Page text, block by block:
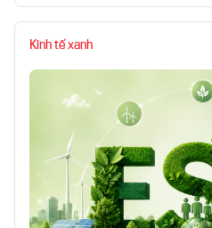
Kinh tế xanh